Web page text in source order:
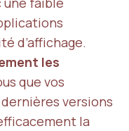
d’affichage.
les
que vos
versions
la